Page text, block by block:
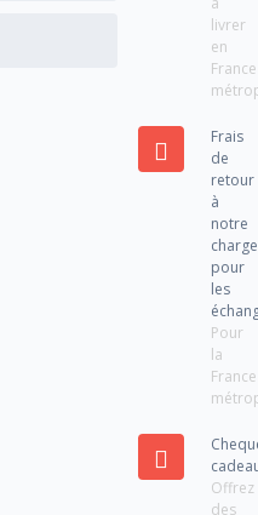
livrer
en
France
Frais
de
retour
à
notre
charge
pour
les
Pour
la
France
Offrez
des